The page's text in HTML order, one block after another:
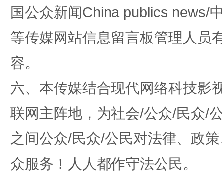
招工难、用工荒背后
网上购药对药下症？
国公众新闻China publics news/
等传媒网站信息留言板管理人员
容。
六、本传媒结合现代网络科技影
联网主阵地，为社会/公众/民众/
之间公众/民众/公民对法律、政
众服务！人人都作守法公民。